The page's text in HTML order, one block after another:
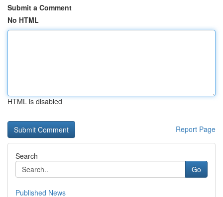
Submit a Comment
No HTML
HTML is disabled
Report Page
Search
Go
Published News